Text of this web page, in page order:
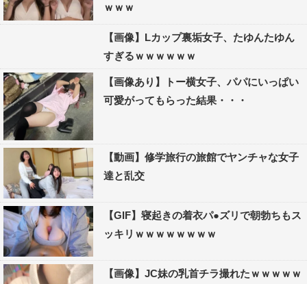
ｗｗｗ
【画像】Lカップ裏垢女子、たゆんたゆん
すぎるｗｗｗｗｗｗ
【画像あり】トー横女子、パパにいっぱい
可愛がってもらった結果・・・
【動画】修学旅行の旅館でヤンチャな女子
達と乱交
【GIF】寝起きの着衣パ●ズリで朝勃ちもス
ッキリｗｗｗｗｗｗｗｗ
【画像】JC妹の乳首チラ撮れたｗｗｗｗｗ